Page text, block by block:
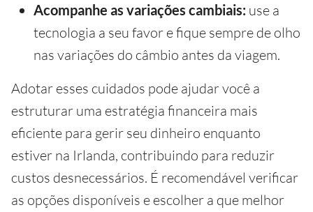
Acompanhe as variações cambiais: use a
tecnologia a seu favor e fique sempre de olho
nas variações do câmbio antes da viagem.
Adotar esses cuidados pode ajudar você a
estruturar uma estratégia financeira mais
eficiente para gerir seu dinheiro enquanto
estiver na Irlanda, contribuindo para reduzir
custos desnecessários. É recomendável verificar
as opções disponíveis e escolher a que melhor